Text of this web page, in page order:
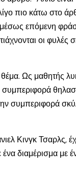
πιο κάτω στο
επόμενη
οι
Ως μαθητής
συμπεριφορά
Κινγκ Τσαρλς,
διαμέρισμα